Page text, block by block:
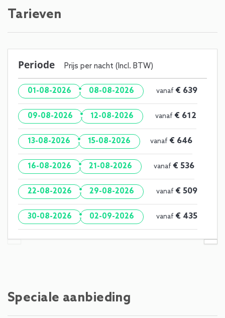
Tarieven
Periode Prijs per nacht (Incl. BTW)
01-08-2026 · 08-08-2026 vanaf € 639
09-08-2026 · 12-08-2026 vanaf € 612
13-08-2026 · 15-08-2026 vanaf € 646
16-08-2026 · 21-08-2026 vanaf € 536
22-08-2026 · 29-08-2026 vanaf € 509
30-08-2026 · 02-09-2026 vanaf € 435
Speciale aanbieding